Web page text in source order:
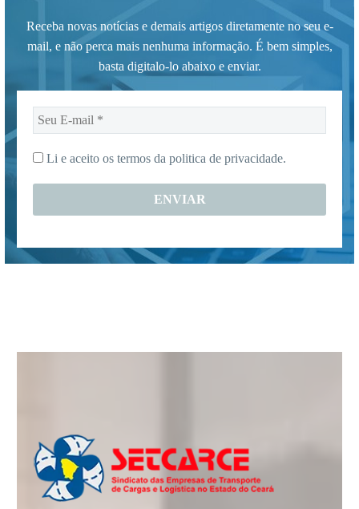
Receba novas notícias e demais artigos diretamente no seu e-
mail, e não perca mais nenhuma informação. É bem simples,
basta digitalo-lo abaixo e enviar.
Seu
E-
mail
*
Li e aceito os termos da politica de privacidade.